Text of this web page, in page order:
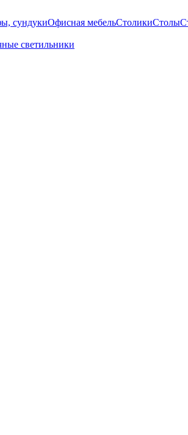
сундукиОфисная мебельСтоликиСтолы
светильники